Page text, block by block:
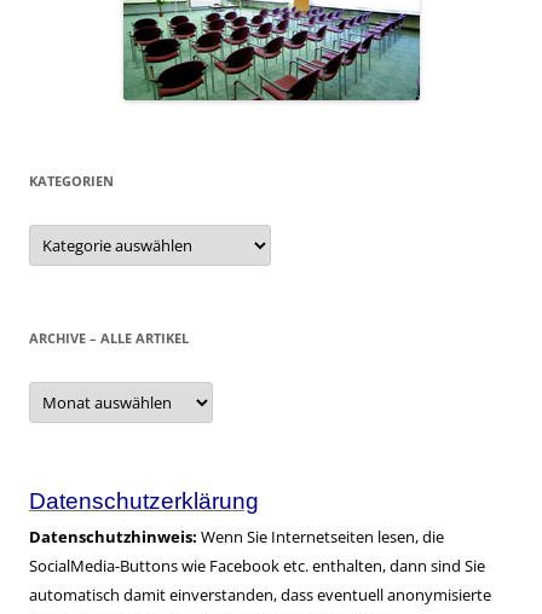
KATEGORIEN
Kategorien
ARCHIVE – ALLE ARTIKEL
Archive
alle
Datenschutzerklärung
Datenschutzhinweis: Wenn Sie Internetseiten lesen, die
SocialMedia-Buttons wie Facebook etc. enthalten, dann sind Sie
automatisch damit einverstanden, dass eventuell anonymisierte